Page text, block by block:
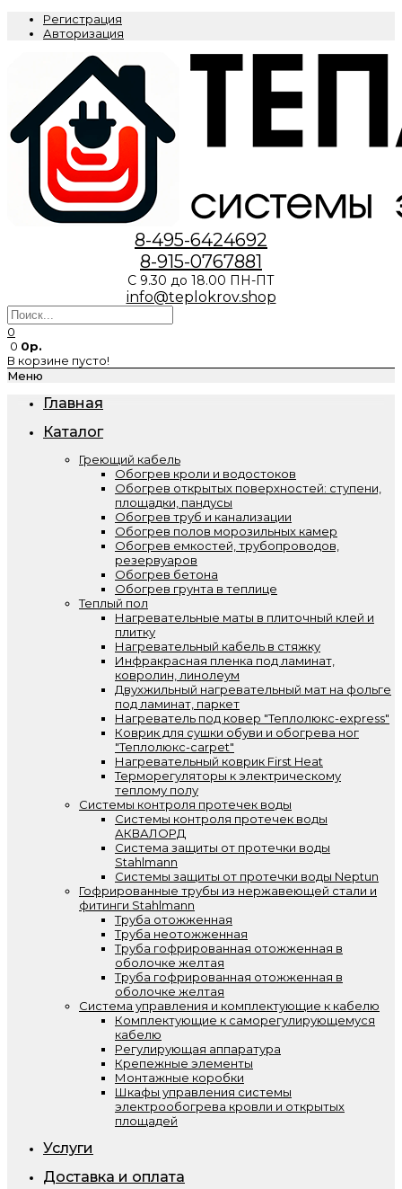
Регистрация
Авторизация
8-495-6424692
8-915-0767881
С 9.30 до 18.00 ПН-ПТ
info@teplokrov.shop
0
0 0р.
В корзине пусто!
Меню
Главная
Каталог
Греющий кабель
Обогрев кроли и водостоков
Обогрев открытых поверхностей: ступени,
площадки, пандусы
Обогрев труб и канализации
Обогрев полов морозильных камер
Обогрев емкостей, трубопроводов,
резервуаров
Обогрев бетона
Обогрев грунта в теплице
Теплый пол
Нагревательные маты в плиточный клей и
плитку
Нагревательный кабель в стяжку
Инфракрасная пленка под ламинат,
ковролин, линолеум
Двухжильный нагревательный мат на фольге
под ламинат, паркет
Нагреватель под ковер "Теплолюкс-express"
Коврик для сушки обуви и обогрева ног
"Теплолюкс-carpet"
Нагревательный коврик First Heat
Терморегуляторы к электрическому
теплому полу
Системы контроля протечек воды
Системы контроля протечек воды
АКВАЛОРД
Система защиты от протечки воды
Stahlmann
Системы защиты от протечки воды Neptun
Гофрированные трубы из нержавеющей стали и
фитинги Stahlmann
Труба отожженная
Труба неотожженная
Труба гофрированная отожженная в
оболочке желтая
Труба гофрированная отожженная в
оболочке желтая
Система управления и комплектующие к кабелю
Комплектующие к саморегулирующемуся
кабелю
Регулирующая аппаратура
Крепежные элементы
Монтажные коробки
Шкафы управления системы
электрообогрева кровли и открытых
площадей
Услуги
Доставка и оплата